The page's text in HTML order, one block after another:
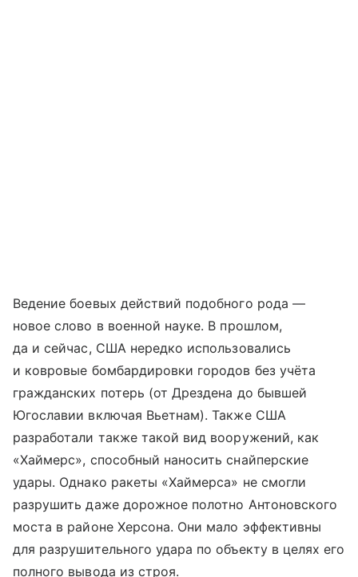
Ведение боевых действий подобного рода —
новое слово в военной науке. В прошлом,
да и сейчас, США нередко использовались
и ковровые бомбардировки городов без учёта
гражданских потерь (от Дрездена до бывшей
Югославии включая Вьетнам). Также США
разработали также такой вид вооружений, как
«Хаймерс», способный наносить снайперские
удары. Однако ракеты «Хаймерса» не смогли
разрушить даже дорожное полотно Антоновского
моста в районе Херсона. Они мало эффективны
для разрушительного удара по объекту в целях его
полного вывода из строя.